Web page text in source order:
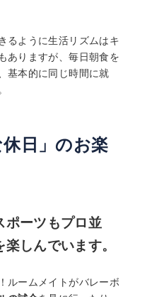
るように生活リズムはキ
ありますが、毎日朝食を
基本的に同じ時間に就
日」のお楽
ポーツもプロ並
しんでいます。
ルームメイトがバレーボ